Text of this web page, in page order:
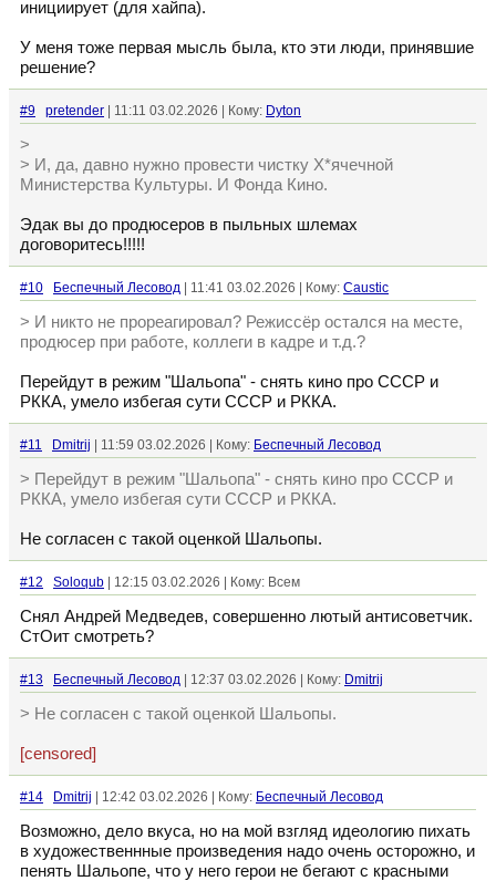
инициирует (для хайпа).
У меня тоже первая мысль была, кто эти люди, принявшие
решение?
#9 pretender | 11:11 03.02.2026 | Кому: Dyton
>
> И, да, давно нужно провести чистку Х*ячечной
Министерства Культуры. И Фонда Кино.
Эдак вы до продюсеров в пыльных шлемах
договоритесь!!!!!
#10 Беспечный Лесовод | 11:41 03.02.2026 | Кому: Caustic
> И никто не прореагировал? Режиссёр остался на месте,
продюсер при работе, коллеги в кадре и т.д.?
Перейдут в режим "Шальопа" - снять кино про СССР и
РККА, умело избегая сути СССР и РККА.
#11 Dmitrij | 11:59 03.02.2026 | Кому: Беспечный Лесовод
> Перейдут в режим "Шальопа" - снять кино про СССР и
РККА, умело избегая сути СССР и РККА.
Не согласен с такой оценкой Шальопы.
#12 Soloqub | 12:15 03.02.2026 | Кому: Всем
Снял Андрей Медведев, совершенно лютый антисоветчик.
СтОит смотреть?
#13 Беспечный Лесовод | 12:37 03.02.2026 | Кому: Dmitrij
> Не согласен с такой оценкой Шальопы.
[censored]
#14 Dmitrij | 12:42 03.02.2026 | Кому: Беспечный Лесовод
Возможно, дело вкуса, но на мой взгляд идеологию пихать
в художественнные произведения надо очень осторожно, и
пенять Шальопе, что у него герои не бегают с красными